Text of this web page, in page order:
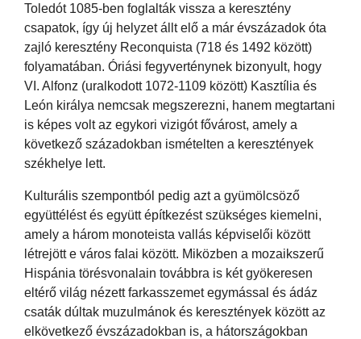
Toledót 1085-ben foglalták vissza a keresztény
csapatok, így új helyzet állt elő a már évszázadok óta
zajló keresztény Reconquista (718 és 1492 között)
folyamatában. Óriási fegyverténynek bizonyult, hogy
VI. Alfonz (uralkodott 1072-1109 között) Kasztília és
León királya nemcsak megszerezni, hanem megtartani
is képes volt az egykori vizigót fővárost, amely a
következő századokban ismételten a keresztények
székhelye lett.
Kulturális szempontból pedig azt a gyümölcsöző
együttélést és együtt építkezést szükséges kiemelni,
amely a három monoteista vallás képviselői között
létrejött e város falai között. Miközben a mozaikszerű
Hispánia törésvonalain továbbra is két gyökeresen
eltérő világ nézett farkasszemet egymással és ádáz
csaták dúltak muzulmánok és keresztények között az
elkövetkező évszázadokban is, a hátországokban